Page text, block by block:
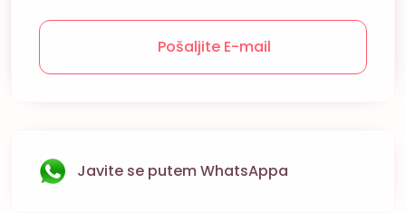
Pošaljite E-mail
Javite se putem WhatsAppa